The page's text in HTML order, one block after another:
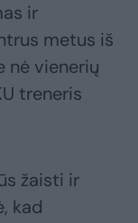
ir
metus iš
nė vienerių
treneris
žaisti ir
kad